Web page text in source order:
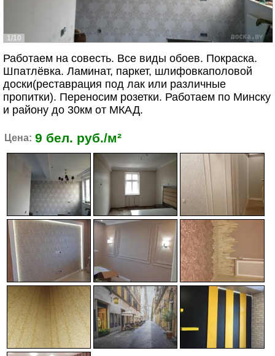
1/10
Работаем на совесть. Все виды обоев. Покраска.
Шпатлёвка. Ламинат, паркет, шлифовкаполовой
доски(реставрация под лак или различные
пропитки). Переносим розетки. Работаем по Минску
и району до 30км от МКАД.
Цена: 9 бел. руб./м²